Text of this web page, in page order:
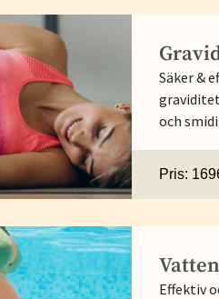
Säker &
och
Pris:
Effektiv